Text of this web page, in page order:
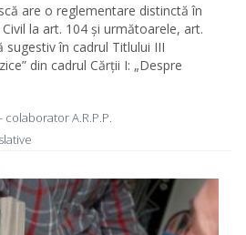
are o reglementare distinctă în
la art. 104 și următoarele, art.
sugestiv în cadrul Titlului III
din cadrul Cărții I: „Despre
A.R.P.P.